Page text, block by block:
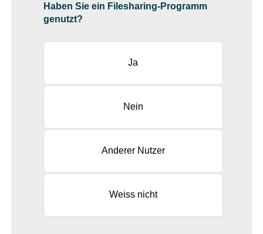
Haben Sie ein Filesharing-Programm
genutzt?
Ja
Nein
Anderer Nutzer
Weiss nicht